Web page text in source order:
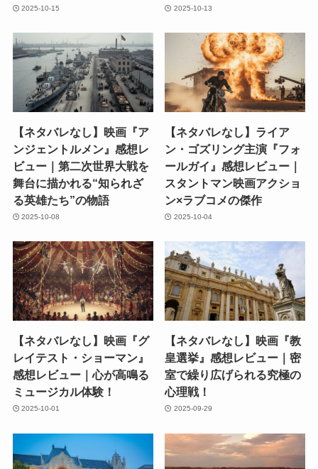
2025-10-15 2025-10-13
【ネタバレなし】映画『ア
ンジェントルメン』感想レ
ビュー｜第二次世界大戦を
舞台に描かれる“知られざ
る英雄たち”の物語
2025-10-08
【ネタバレなし】ライア
ン・ゴズリング主演『フォ
ールガイ』感想レビュー｜
スタントマン映画アクショ
ン×ラブコメの傑作
2025-10-04
【ネタバレなし】映画『グ
レイテスト・ショーマン』
感想レビュー｜心が高鳴る
ミュージカル体験！
2025-10-01
【ネタバレなし】映画『教
皇選挙』感想レビュー｜密
室で繰り広げられる究極の
心理戦！
2025-09-29